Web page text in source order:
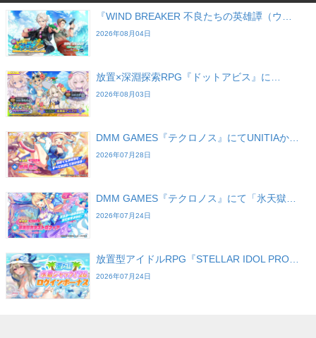
『WIND BREAKER 不良たちの英雄譚（ウ…
2026年08月04日
放置×深淵探索RPG『ドットアビス』に…
2026年08月03日
DMM GAMES『テクロノス』にてUNITIAか…
2026年07月28日
DMM GAMES『テクロノス』にて「氷天獄…
2026年07月24日
放置型アイドルRPG『STELLAR IDOL PRO…
2026年07月24日